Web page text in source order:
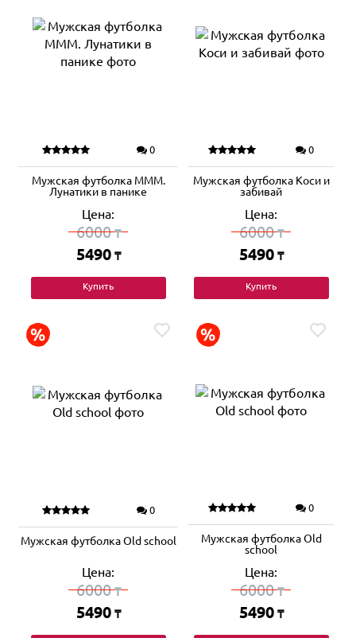
0
Мужская футболка МММ.
Лунатики в панике
Цена:
6000₸
5490 ₸
Купить
0
Мужская футболка Коси и
забивай
Цена:
6000₸
5490 ₸
Купить
0
Мужская футболка Old school
Цена:
6000₸
5490 ₸
0
Мужская футболка Old
school
Цена:
6000₸
5490 ₸